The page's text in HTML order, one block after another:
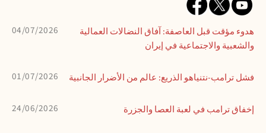
04/07/2026
هدوء مؤقت قبل العاصفة: آفاق النضالات العمالية
والشعبية والاجتماعية في إيران
01/07/2026 فشل ترامب-نتنياهو الذريع: عالم من الأضرار الجانبية
24/06/2026 إخفاق ترامب في لعبة العصا والجزرة